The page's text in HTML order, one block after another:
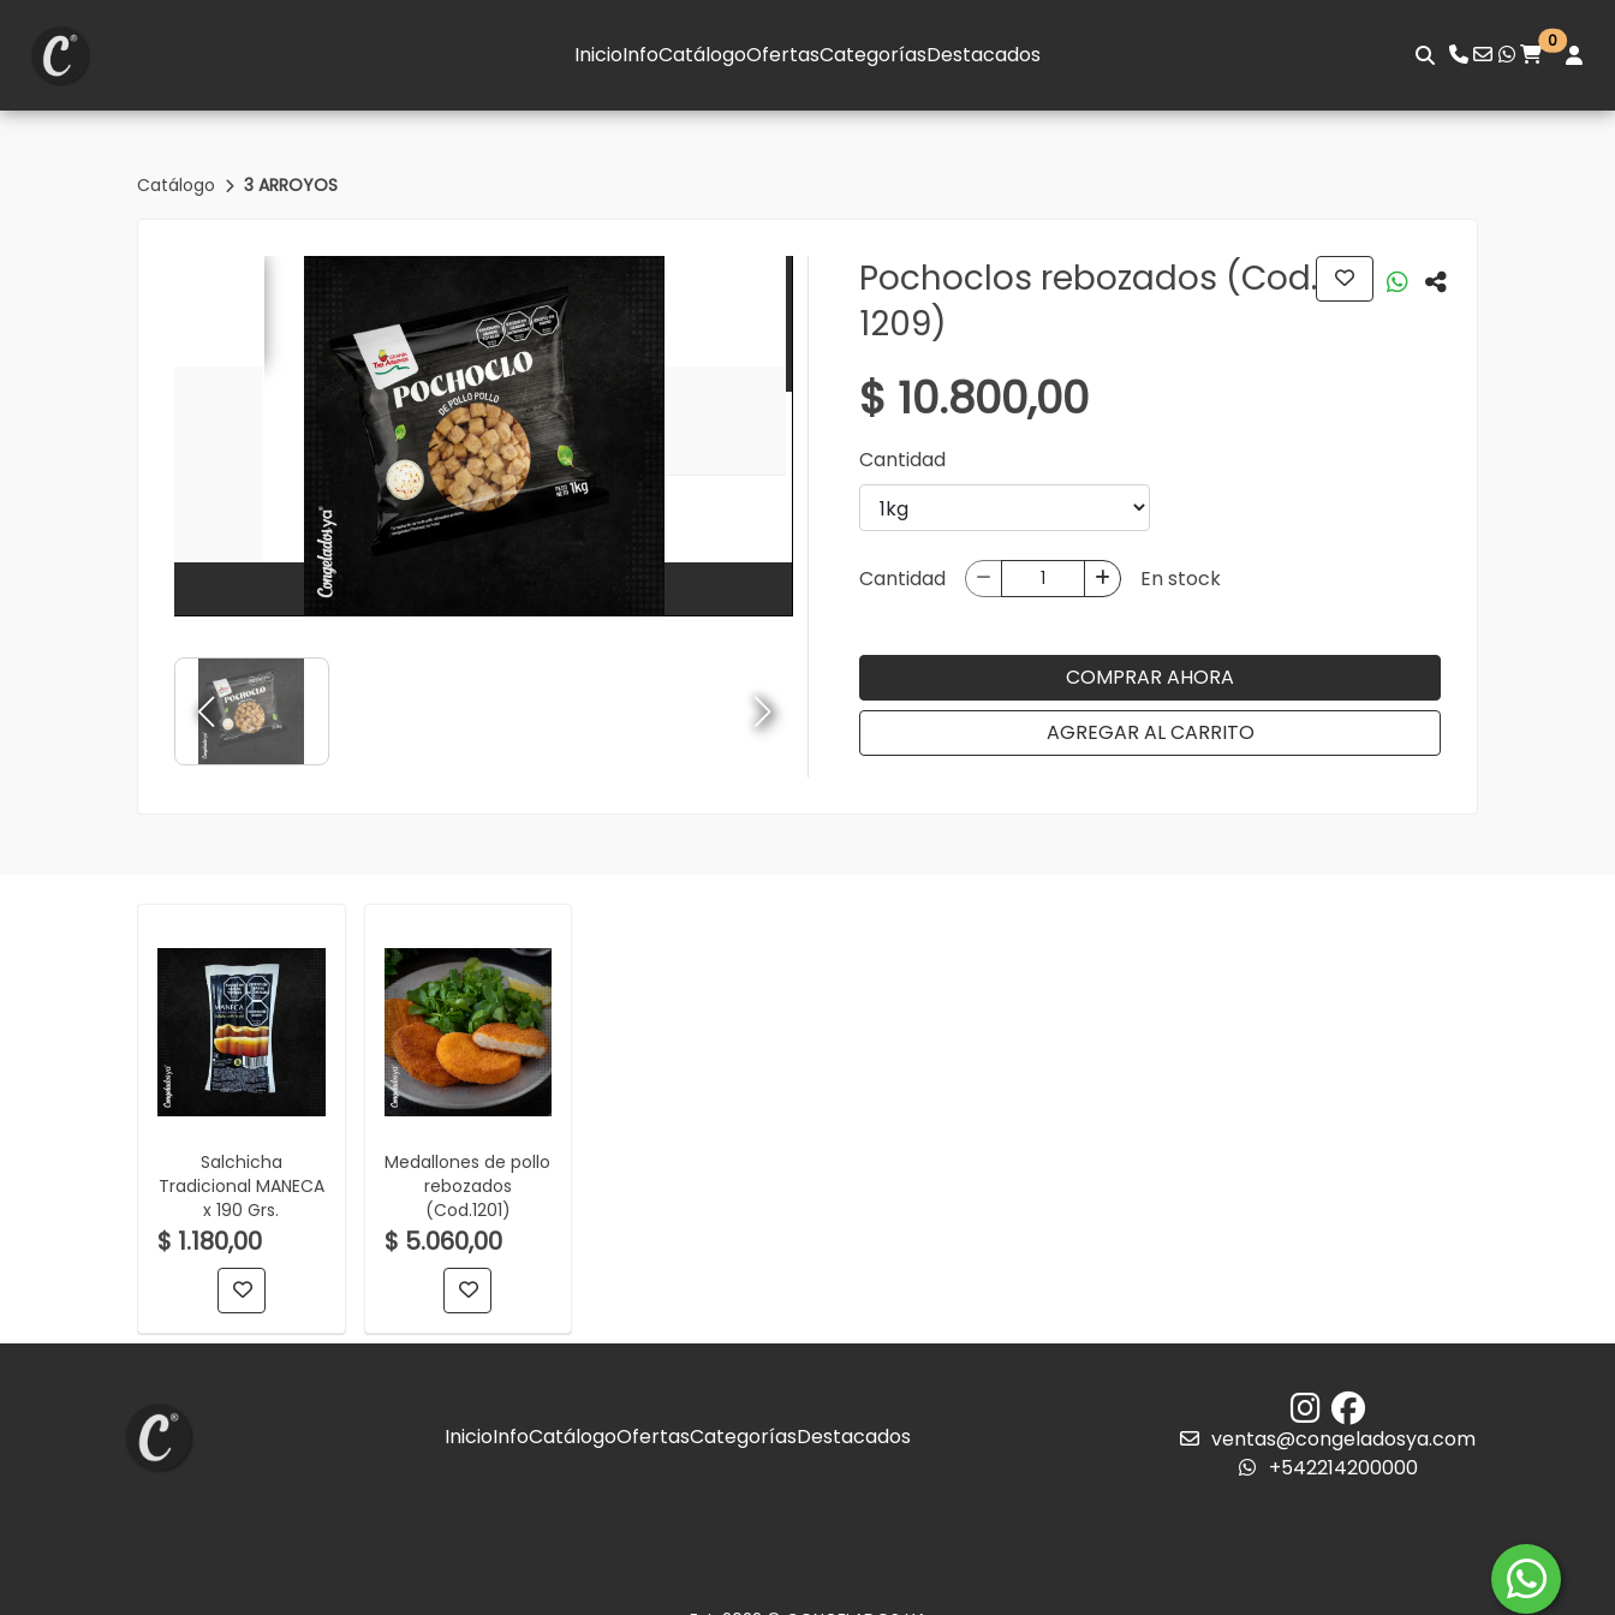
InicioInfoCatálogoOfertasCategoríasDestacados
0
Catálogo 3 ARROYOS
Pochoclos rebozados (Cod.
1209)
$ 10.800,00
Cantidad
Cantidad En stock
COMPRAR AHORA
AGREGAR AL CARRITO
Salchicha
Tradicional MANECA
x 190 Grs.
$ 1.180,00
Medallones de pollo
rebozados
(Cod.1201)
$ 5.060,00
InicioInfoCatálogoOfertasCategoríasDestacados
ventas@congeladosya.com
+542214200000